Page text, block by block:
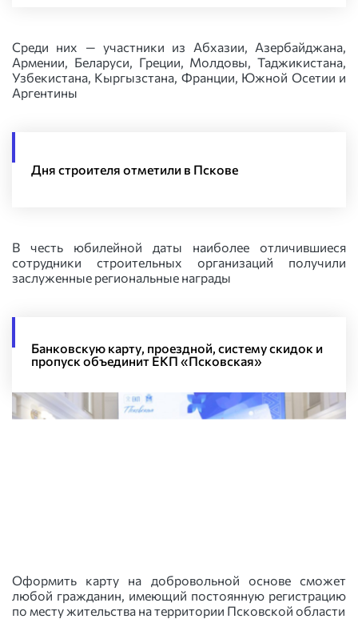
Среди них — участники из Абхазии, Азербайджана,
Армении, Беларуси, Греции, Молдовы, Таджикистана,
Узбекистана, Кыргызстана, Франции, Южной Осетии и
Аргентины
Дня строителя отметили в Пскове
В честь юбилейной даты наиболее отличившиеся
сотрудники строительных организаций получили
заслуженные региональные награды
Банковскую карту, проездной, систему скидок и
пропуск объединит ЕКП «Псковская»
Оформить карту на добровольной основе сможет
любой гражданин, имеющий постоянную регистрацию
по месту жительства на территории Псковской области